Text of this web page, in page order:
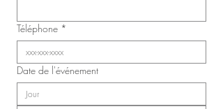
Téléphone *
Date de l'événement